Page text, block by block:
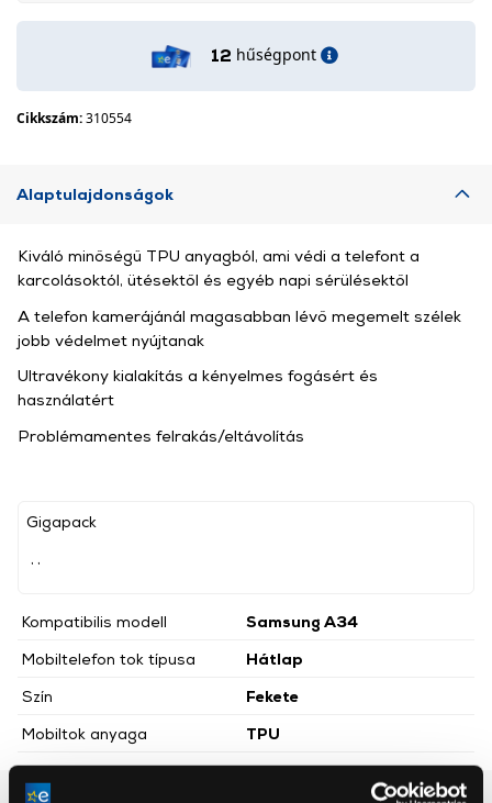
12 hűségpont
Cikkszám:310554
Alaptulajdonságok
Gigapack
Kompatibilis modell
Samsung A34
Mobiltelefon tok típusa
Hátlap
Szín
Fekete
Mobiltok anyaga
TPU
Kiváló minőségű TPU anyagból, ami védi a telefont a
karcolásoktól, ütésektől és egyéb napi sérülésektől
A telefon kamerájánál magasabban lévő megemelt szélek
jobb védelmet nyújtanak
Ultravékony kialakítás a kényelmes fogásért és
használatért
Problémamentes felrakás/eltávolítás
Részletes ismertető